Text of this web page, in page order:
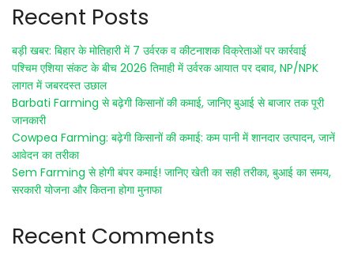
Recent Posts
बड़ी खबर: बिहार के मोतिहारी में 7 उर्वरक व कीटनाशक विक्रेताओं पर कार्रवाई
पश्चिम एशिया संकट के बीच 2026 तिमाही में उर्वरक आयात पर दबाव, NP/NPK
लागत में जबरदस्त उछाल
Barbati Farming से बढ़ेगी किसानों की कमाई, जानिए बुआई से बाजार तक पूरी
जानकारी
Cowpea Farming: बढ़ेगी किसानों की कमाई: कम पानी में शानदार उत्पादन, जानें
आवेदन का तरीका
Sem Farming से होगी बंपर कमाई! जानिए खेती का सही तरीका, बुआई का समय,
सरकारी योजना और कितना होगा मुनाफा
Recent Comments